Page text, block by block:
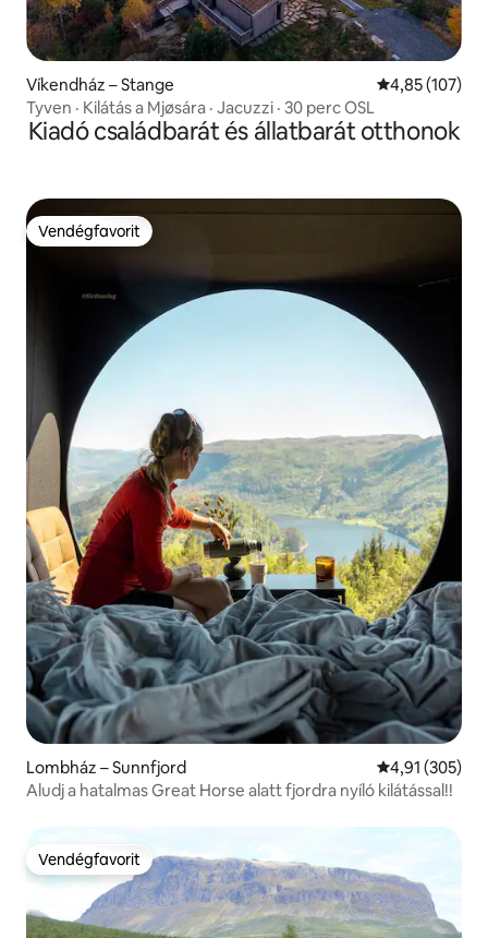
Víkendház – Stange Átlagos
4,85 (107)
Tyven · Kilátás a Mjøsára · Jacuzzi · 30 perc OSL
Kiadó családbarát és állatbarát otthonok
Vendégfavorit
Vendégfavorit
Lombház – Sunnfjord Átlagos
4,91 (305)
Aludj a hatalmas Great Horse alatt fjordra nyíló kilátással!!
Vendégfavorit
Vendégfavorit